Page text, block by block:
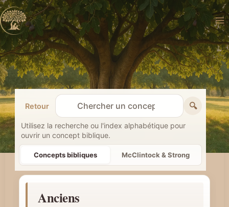
Aller
au
contenu
Retour
R
e
c
h
e
c
🔍
Utilisez la recherche ou l'index alphabétique pour
ouvrir un concept biblique.
Concepts bibliques McClintock & Strong
Anciens